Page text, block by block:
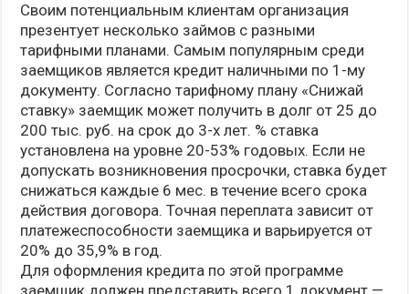
Своим потенциальным клиентам организация
презентует несколько займов с разными
тарифными планами. Самым популярным среди
заемщиков является кредит наличными по 1-му
документу. Согласно тарифному плану «Снижай
ставку» заемщик может получить в долг от 25 до
200 тыс. руб. на срок до 3-х лет. % ставка
установлена на уровне 20-53% годовых. Если не
допускать возникновения просрочки, ставка будет
снижаться каждые 6 мес. в течение всего срока
действия договора. Точная переплата зависит от
платежеспособности заемщика и варьируется от
20% до 35,9% в год.
Для оформления кредита по этой программе